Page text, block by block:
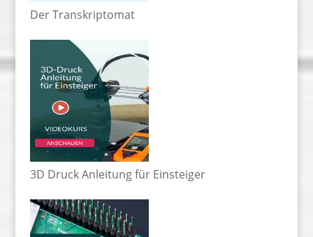
Der Transkriptomat
3D Druck Anleitung für Einsteiger